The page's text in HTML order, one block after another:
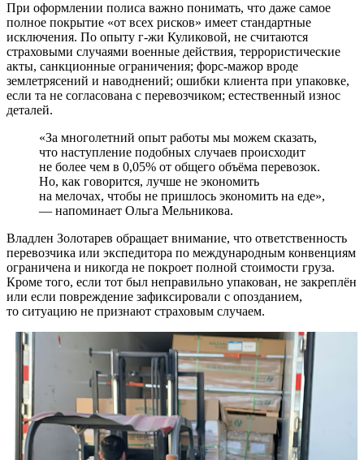
При оформлении полиса важно понимать, что даже самое
полное покрытие «от всех рисков» имеет стандартные
исключения. По опыту г-жи Куликовой, не считаются
страховыми случаями военные действия, террористические
акты, санкционные ограничения; форс-мажор вроде
землетрясений и наводнений; ошибки клиента при упаковке,
если та не согласована с перевозчиком; естественный износ
деталей.
«За многолетний опыт работы мы можем сказать,
что наступление подобных случаев происходит
не более чем в 0,05% от общего объёма перевозок.
Но, как говорится, лучше не экономить
на мелочах, чтобы не пришлось экономить на еде»,
— напоминает Ольга Мельникова.
Владлен Золотарев обращает внимание, что ответственность
перевозчика или экспедитора по международным конвенциям
ограничена и никогда не покроет полной стоимости груза.
Кроме того, если тот был неправильно упакован, не закреплён
или если повреждение зафиксировали с опозданием,
то ситуацию не признают страховым случаем.